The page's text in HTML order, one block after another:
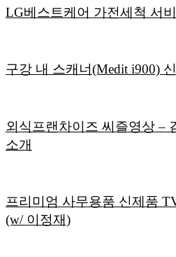
LG베스트케어 가전세척 서
구강 내 스캐너(Medit i900)
외식프랜차이즈 씨즐영상 –
소개
프리미엄 사무용품 신제품
(w/ 이정재)